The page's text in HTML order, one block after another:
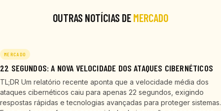
OUTRAS NOTÍCIAS DEMERCADO
MERCADO
22 SEGUNDOS: A NOVA VELOCIDADE DOS ATAQUES CIBERNÉTICOS
TL;DR Um relatório recente aponta que a velocidade média dos
ataques cibernéticos caiu para apenas 22 segundos, exigindo
respostas rápidas e tecnologias avançadas para proteger sistemas.